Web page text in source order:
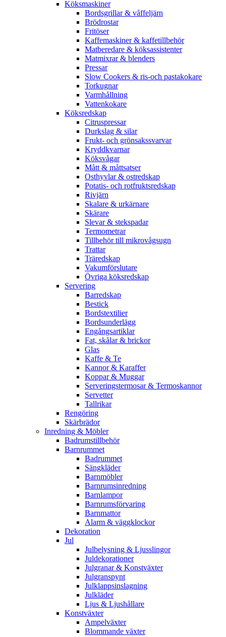
Köksmaskiner
Bordsgrillar & våffeljärn
Brödrostar
Fritöser
Kaffemaskiner & kaffetillbehör
Matberedare & köksassistenter
Matmixrar & blenders
Pressar
Slow Cookers & ris-och pastakokare
Torkugnar
Varmhållning
Vattenkokare
Köksredskap
Citruspressar
Durkslag & silar
Frukt- och grönsakssvarvar
Kryddkvarnar
Köksvågar
Mått & måttsatser
Osthyvlar & ostredskap
Potatis- och rotfruktsredskap
Rivjärn
Skalare & urkärnare
Skärare
Slevar & stekspadar
Termometrar
Tillbehör till mikrovågsugn
Trattar
Träredskap
Vakumförslutare
Övriga köksredskap
Servering
Barredskap
Bestick
Bordstextilier
Bordsunderlägg
Engångsartiklar
Fat, skålar & brickor
Glas
Kaffe & Te
Kannor & Karaffer
Koppar & Muggar
Serveringstermosar & Termoskannor
Servetter
Tallrikar
Rengöring
Skärbrädor
Inredning & Möbler
Badrumstillbehör
Barnrummet
Badrummet
Sängkläder
Barnmöbler
Barnrumsinredning
Barnlampor
Barnrumsförvaring
Barnmattor
Alarm & väggklockor
Dekoration
Jul
Julbelysning & Ljusslingor
Juldekorationer
Julgranar & Konstväxter
Julgranspynt
Julklappsinslagning
Julkläder
Ljus & Ljushållare
Konstväxter
Ampelväxter
Blommande växter